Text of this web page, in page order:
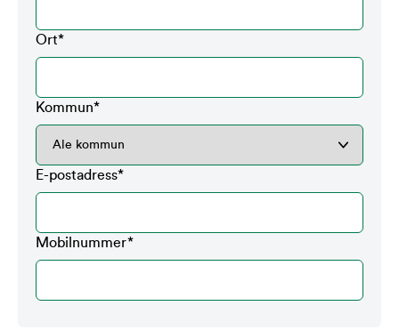
Ort*
Kommun*
E-postadress*
Mobilnummer*